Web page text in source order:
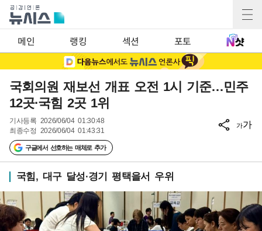
메인 랭킹 섹션 포토
국회의원 재보선 개표 오전 1시 기준…민주
12곳·국힘 2곳 1위
기사등록 2026/06/04 01:30:48
최종수정 2026/06/04 01:43:31
구글에서 선호하는 매체로 추가
가가
국힘, 대구 달성·경기 평택을서 우위